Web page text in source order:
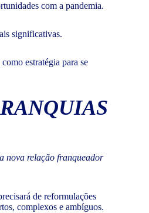
com a pandemia.
significativas.
estratégia para se
nova relação franqueador
de reformulações
complexos e ambíguos.